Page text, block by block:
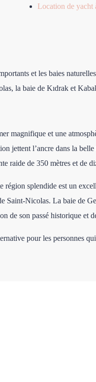
Location de yacht
et les baies
la baie de Kıdrak et
magnifique et une
jettent l’ancre dans la
raide de 350 mètres et de
région splendide est un
Saint-Nicolas. La baie de
de son passé historique et
pour les personnes